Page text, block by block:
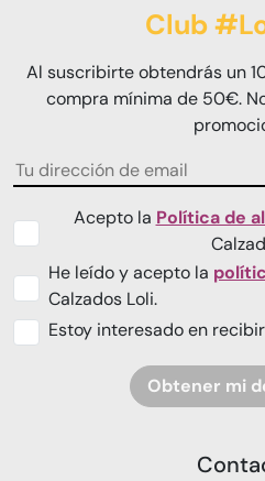
Club
Al suscribirte obtendrás un
compra mínima de 50€.
Acepto la Política de
He leído y acepto la
Calzados Loli.
Estoy interesado en
Obtener mi